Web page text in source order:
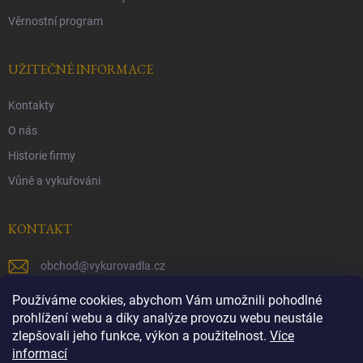
Používáme cookies, abychom Vám umožnili pohodlné
prohlížení webu a díky analýze provozu webu neustále
zlepšovali jeho funkce, výkon a použitelnost. Více
informací
Věrnostní program
UŽITEČNÉ INFORMACE
Kontakty
O nás
Historie firmy
Vůně a vykuřováni
KONTAKT
obchod@vykurovadla.cz
+420 603 149 699
https://www.facebook.com/vykurovadla.cz/